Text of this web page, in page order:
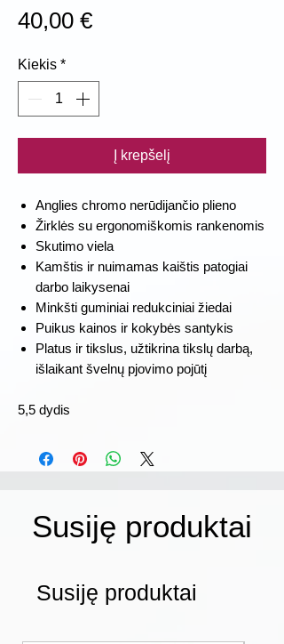
40,00 €Price
Kiekis *
Į krepšelį
Anglies chromo nerūdijančio plieno
Žirklės su ergonomiškomis rankenomis
Skutimo viela
Kamštis ir nuimamas kaištis patogiai
darbo laikysenai
Minkšti guminiai redukciniai žiedai
Puikus kainos ir kokybės santykis
Platus ir tikslus, užtikrina tikslų darbą,
išlaikant švelnų pjovimo pojūtį
5,5 dydis
Susiję produktai
Susiję produktai